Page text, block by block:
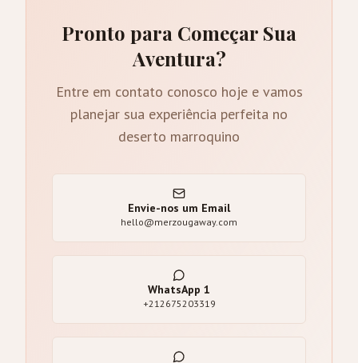
Pronto para Começar Sua
Aventura?
Entre em contato conosco hoje e vamos
planejar sua experiência perfeita no
deserto marroquino
Envie-nos um Email
hello@merzougaway.com
WhatsApp 1
+212675203319